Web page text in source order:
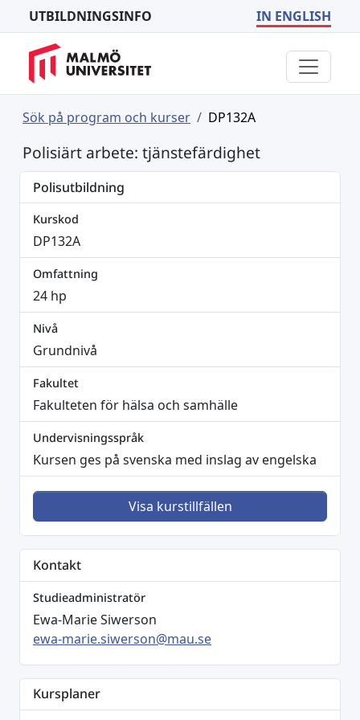
UTBILDNINGSINFO IN ENGLISH
Sök på program och kurser DP132A
Polisiärt arbete: tjänstefärdighet
Kursplaner
Polisutbildning
Kurskod
DP132A
Omfattning
24 hp
Nivå
Grundnivå
Fakultet
Fakulteten för hälsa och samhälle
Undervisningsspråk
Kursen ges på svenska med inslag av engelska
Visa kurstillfällen
Kontakt
Studieadministratör
Ewa-Marie Siwerson
ewa-marie.siwerson@mau.se